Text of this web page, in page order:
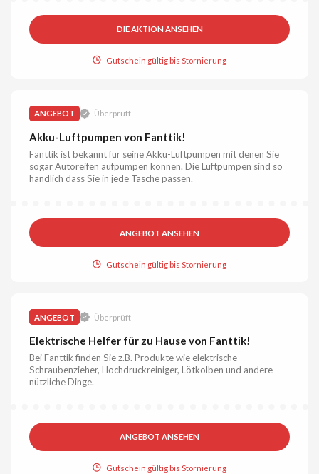
DIE AKTION ANSEHEN
Gutschein gültig bis Stornierung
ANGEBOT Überprüft
Akku-Luftpumpen von Fanttik!
Fanttik ist bekannt für seine Akku-Luftpumpen mit denen Sie
sogar Autoreifen aufpumpen können. Die Luftpumpen sind so
handlich dass Sie in jede Tasche passen.
ANGEBOT ANSEHEN
Gutschein gültig bis Stornierung
ANGEBOT Überprüft
Elektrische Helfer für zu Hause von Fanttik!
Bei Fanttik finden Sie z.B. Produkte wie elektrische
Schraubenzieher, Hochdruckreiniger, Lötkolben und andere
nützliche Dinge.
ANGEBOT ANSEHEN
Gutschein gültig bis Stornierung